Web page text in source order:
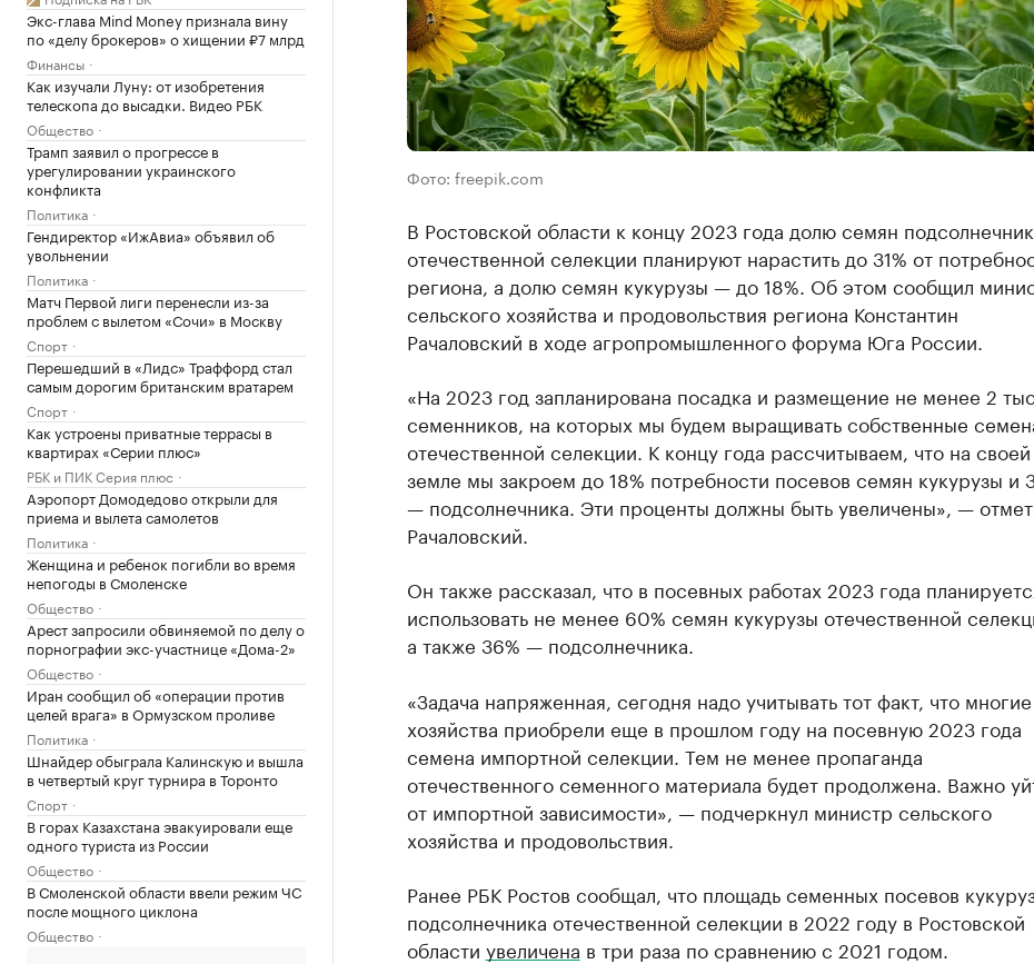
Экс-глава Mind Money признала вину
по «делу брокеров» о хищении ₽7 млрд
Финансы
Как изучали Луну: от изобретения
телескопа до высадки. Видео РБК
Общество
Трамп заявил о прогрессе в
урегулировании украинского
конфликта
Политика
Гендиректор «ИжАвиа» объявил об
увольнении
Политика
Матч Первой лиги перенесли из-за
проблем с вылетом «Сочи» в Москву
Спорт
Перешедший в «Лидс» Траффорд стал
самым дорогим британским вратарем
Спорт
Как устроены приватные террасы в
квартирах «Серии плюс»
РБК и ПИК Серия плюс
Аэропорт Домодедово открыли для
приема и вылета самолетов
Политика
Женщина и ребенок погибли во время
непогоды в Смоленске
Общество
Арест запросили обвиняемой по делу о
порнографии экс-участнице «Дома-2»
Общество
Иран сообщил об «операции против
целей врага» в Ормузском проливе
Политика
Шнайдер обыграла Калинскую и вышла
в четвертый круг турнира в Торонто
Спорт
В горах Казахстана эвакуировали еще
одного туриста из России
Общество
В Смоленской области ввели режим ЧС
после мощного циклона
Общество
Фото: freepik.com
В Ростовской области к концу 2023 года долю семян
отечественной селекции планируют нарастить до 31% от
региона, а долю семян кукурузы — до 18%. Об этом сообщил
сельского хозяйства и продовольствия региона Константин
Рачаловский в ходе агропромышленного форума Юга России.
«На 2023 год запланирована посадка и размещение не менее 2 тыс.
семенников, на которых мы будем выращивать собственные
отечественной селекции. К концу года рассчитываем, что на своей
земле мы закроем до 18% потребности посевов семян кукурузы и
— подсолнечника. Эти проценты должны быть увеличены», —
Рачаловский.
Он также рассказал, что в посевных работах 2023 года
использовать не менее 60% семян кукурузы отечественной
а также 36% — подсолнечника.
«Задача напряженная, сегодня надо учитывать тот факт, что многие
хозяйства приобрели еще в прошлом году на посевную 2023 года
семена импортной селекции. Тем не менее пропаганда
отечественного семенного материала будет продолжена. Важно
от импортной зависимости», — подчеркнул министр сельского
хозяйства и продовольствия.
Ранее РБК Ростов сообщал, что площадь семенных посевов
подсолнечника отечественной селекции в 2022 году в Ростовской
области увеличена в три раза по сравнению с 2021 годом.